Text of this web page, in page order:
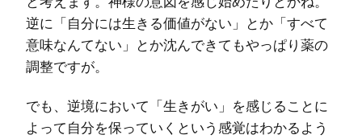
逆に「自分には生きる価値がない」とか「すべて
意味なんてない」とか沈んできてもやっぱり薬の
調整ですが。
でも、逆境において「生きがい」を感じることに
よって自分を保っていくという感覚はわかるよう